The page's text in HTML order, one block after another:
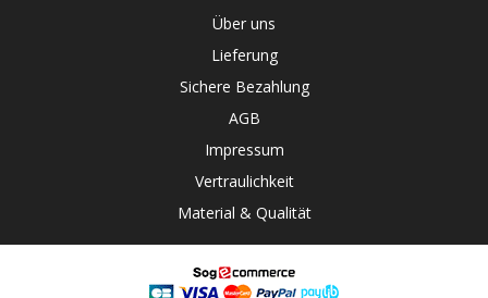
Über uns
Lieferung
Sichere Bezahlung
AGB
Impressum
Vertraulichkeit
Material & Qualität